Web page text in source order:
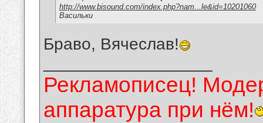
http://www.bisound.com/index.php?nam...le&id=10201060
Васильки
Браво, Вячеслав!
Рекламописец!
аппаратура при нём!